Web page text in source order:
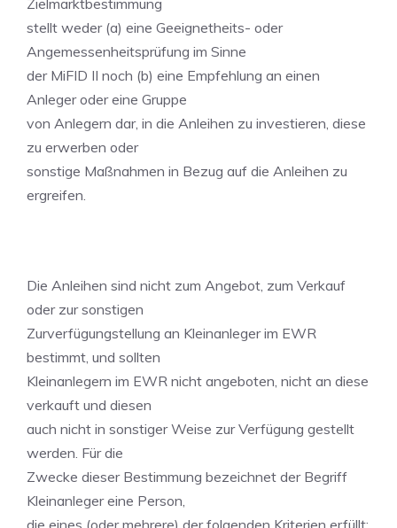
Zielmarktbestimmung
stellt weder (a) eine Geeignetheits- oder
Angemessenheitsprüfung im Sinne
der MiFID II noch (b) eine Empfehlung an einen
Anleger oder eine Gruppe
von Anlegern dar, in die Anleihen zu investieren, diese
zu erwerben oder
sonstige Maßnahmen in Bezug auf die Anleihen zu
ergreifen.
Die Anleihen sind nicht zum Angebot, zum Verkauf
oder zur sonstigen
Zurverfügungstellung an Kleinanleger im EWR
bestimmt, und sollten
Kleinanlegern im EWR nicht angeboten, nicht an diese
verkauft und diesen
auch nicht in sonstiger Weise zur Verfügung gestellt
werden. Für die
Zwecke dieser Bestimmung bezeichnet der Begriff
Kleinanleger eine Person,
die eines (oder mehrere) der folgenden Kriterien erfüllt: